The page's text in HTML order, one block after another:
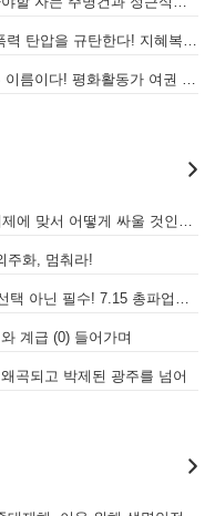
주화, 멈춰라!
계급 (0) 들어가며
곡되고 박제된 광주를 넘어